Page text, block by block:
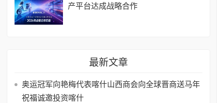
产平台达成战略合作
最新文章
奥运冠军向艳梅代表喀什山西商会向全球晋商送马年
祝福诚邀投资喀什